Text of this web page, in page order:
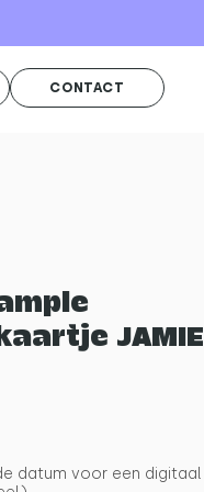
CONTACT
JAMIE
datum voor een digitaal